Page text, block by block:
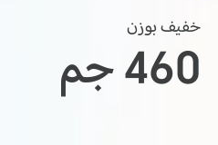
خفيف بوزن
460 جم